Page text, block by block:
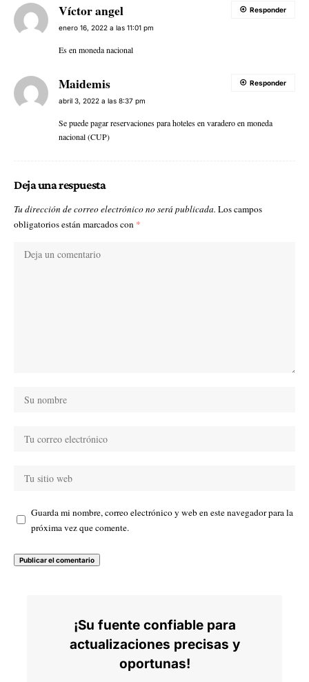
Víctor angel
enero 16, 2022 a las 11:01 pm
Es en moneda nacional
Responder
Maidemis
abril 3, 2022 a las 8:37 pm
Se puede pagar reservaciones para hoteles en varadero en moneda
nacional (CUP)
Responder
Deja una respuesta
Tu dirección de correo electrónico no será publicada. Los campos
obligatorios están marcados con *
Guarda mi nombre, correo electrónico y web en este navegador para la
próxima vez que comente.
¡Su fuente confiable para
actualizaciones precisas y
oportunas!